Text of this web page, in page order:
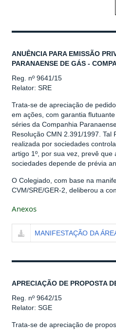
ANUÊNCIA PARA EMISSÃO
PARANAENSE DE GÁS -
Reg. nº 9641/15
Relator: SRE
Trata-se de apreciação de
em ações, com garantia
séries da Companhia
Resolução CMN 2.391/1997.
realizada por sociedades
artigo 1º, por sua vez, prevê
sociedades depende de prévia
O Colegiado, com base na
CVM/SRE/GER-2, deliberou a
Anexos
MANIFESTAÇÃO DA
APRECIAÇÃO DE PROPOSTA
Reg. nº 9642/15
Relator: SGE
Trata-se de apreciação de